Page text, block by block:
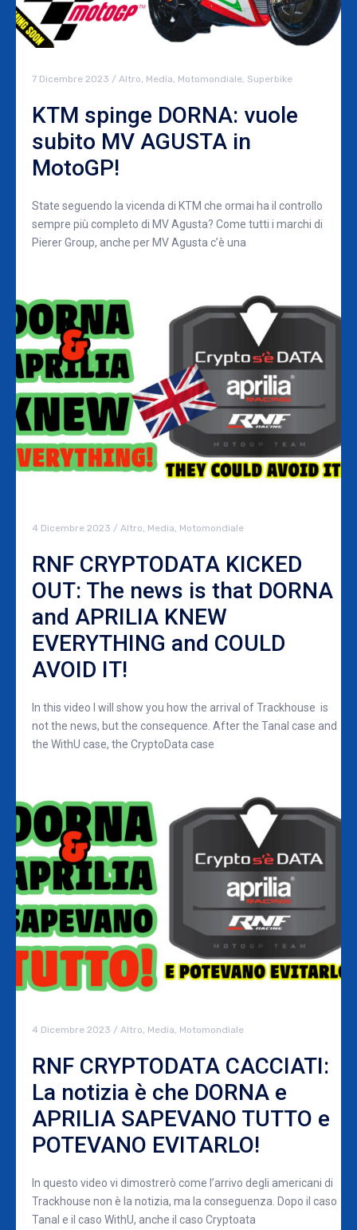
7 Dicembre 2023 / Altro Media Motomondiale Superbike
KTM spinge DORNA: vuole
subito MV AGUSTA in
MotoGP!
State seguendo la vicenda di KTM che ormai ha il controllo
sempre più completo di MV Agusta? Come tutti i marchi di
Pierer Group, anche per MV Agusta c’è una
4 Dicembre 2023 / Altro Media Motomondiale
RNF CRYPTODATA KICKED
OUT: The news is that DORNA
and APRILIA KNEW
EVERYTHING and COULD
AVOID IT!
In this video I will show you how the arrival of Trackhouse is
not the news, but the consequence. After the Tanal case and
the WithU case, the CryptoData case
4 Dicembre 2023 / Altro Media Motomondiale
RNF CRYPTODATA CACCIATI:
La notizia è che DORNA e
APRILIA SAPEVANO TUTTO e
POTEVANO EVITARLO!
In questo video vi dimostrerò come l’arrivo degli americani di
Trackhouse non è la notizia, ma la conseguenza. Dopo il caso
Tanal e il caso WithU, anche il caso Cryptoata